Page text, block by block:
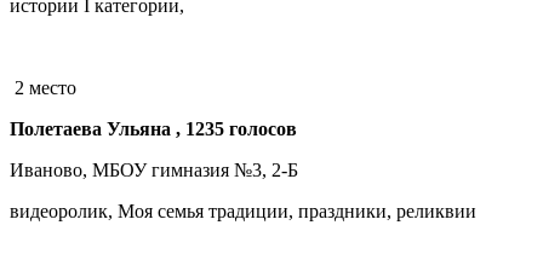
истории I категории,
2 место
Полетаева Ульяна , 1235 голосов
Иваново, МБОУ гимназия №3, 2-Б
видеоролик, Моя семья традиции, праздники, реликвии